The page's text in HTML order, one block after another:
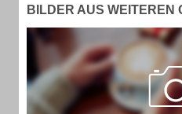
BILDER AUS WEITEREN